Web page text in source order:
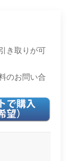
き取りが可
のお問い合